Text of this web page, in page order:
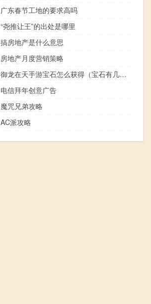
广东春节工地的要求高吗
“尧推让王”的出处是哪里
搞房地产是什么意思
房地产月度营销策略
御龙在天手游宝石怎么获得（宝石有几大类 御龙在天手游宝石系统攻略 快吧手游）
电信拜年创意广告
魔咒兄弟攻略
AC派攻略